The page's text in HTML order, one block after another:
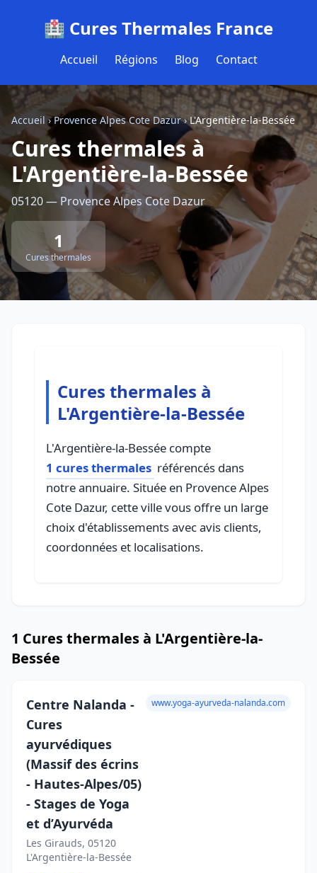
🏥 Cures Thermales France
Accueil Régions Blog Contact
Accueil ›Provence Alpes Cote Dazur›L'Argentière-la-Bessée
Cures thermales à
L'Argentière-la-Bessée
05120 — Provence Alpes Cote Dazur
1
Cures thermales
Cures thermales à
L'Argentière-la-Bessée
L'Argentière-la-Bessée compte
1 cures thermales référencés dans
notre annuaire. Située en Provence Alpes
Cote Dazur, cette ville vous offre un large
choix d'établissements avec avis clients,
coordonnées et localisations.
1 Cures thermales à L'Argentière-la-
Bessée
Centre Nalanda -
Cures
ayurvédiques
(Massif des écrins
- Hautes-Alpes/05)
- Stages de Yoga
et d’Ayurvéda
Les Girauds, 05120
L'Argentière-la-Bessée
www.yoga-ayurveda-nalanda.com